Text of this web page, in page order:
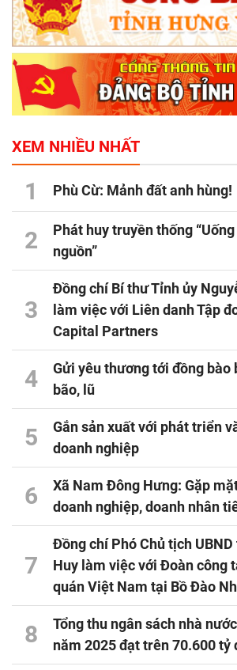
XEM NHIỀU NHẤT
1 Phù Cừ: Mảnh đất anh hùng!
2
Phát huy truyền thống
nguồn”
3
Đồng chí Bí thư Tỉnh ủy
làm việc với Liên danh Tập
Capital Partners
4
Gửi yêu thương tới đồng bào
bão, lũ
5
Gắn sản xuất với phát triển
doanh nghiệp
6
Xã Nam Đông Hưng: Gặp
doanh nghiệp, doanh nhân
7
Đồng chí Phó Chủ tịch
Huy làm việc với Đoàn công
quán Việt Nam tại Bồ Đào
8
Tổng thu ngân sách nhà
năm 2025 đạt trên 70.600 tỷ